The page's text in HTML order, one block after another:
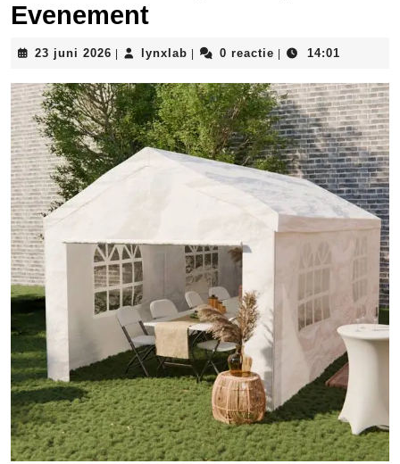
Evenement
23 juni 2026 23
2026
lynxlab lynxlab0 reactie 14:01